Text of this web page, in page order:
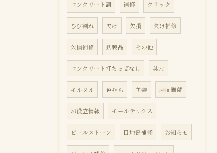
コンクリート調 補修 クラック
ひび割れ 欠け 欠損 欠け補修
欠損補修 鉄製品 その他
コンクリート打ちっぱなし 巣穴
モルタル 色むら 美装 表面剥離
お役立情報 モールテックス
ビールストーン 目地部補修 お知らせ